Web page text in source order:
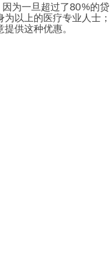
为一旦超过了80%的贷
以上的医疗专业人士；
供这种优惠。